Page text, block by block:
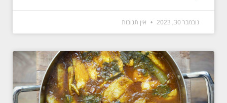
נובמבר 30, 2023 אין תגובות